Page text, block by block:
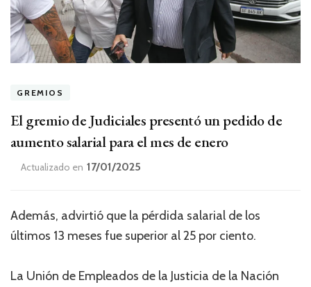
GREMIOS
El gremio de Judiciales presentó un pedido de
aumento salarial para el mes de enero
Actualizado en 17/01/2025
Además, advirtió que la pérdida salarial de los
últimos 13 meses fue superior al 25 por ciento.
La Unión de Empleados de la Justicia de la Nación